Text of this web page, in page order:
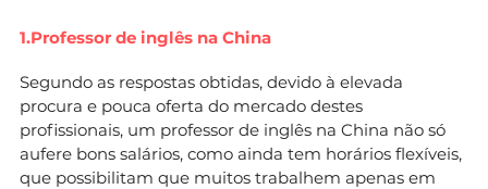
1.Professor de inglês na China
Segundo as respostas obtidas, devido à elevada
procura e pouca oferta do mercado destes
profissionais, um professor de inglês na China não só
aufere bons salários, como ainda tem horários flexíveis,
que possibilitam que muitos trabalhem apenas em